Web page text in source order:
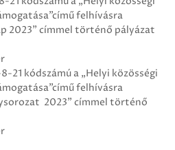
felhívásra
2023” címmel történő pályázat
21 kódszámú a „Helyi közösségi
felhívásra
2023” címmel történő